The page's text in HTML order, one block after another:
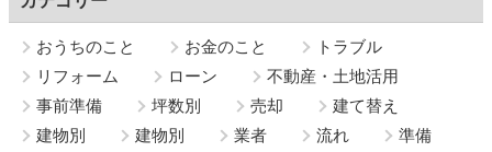
おうちのこと お金のこと
トラブル
リフォーム
ローン
不動産・土地活用
事前準備
坪数別 売却
建て替え
建物別
建物別 業者 流れ
準備